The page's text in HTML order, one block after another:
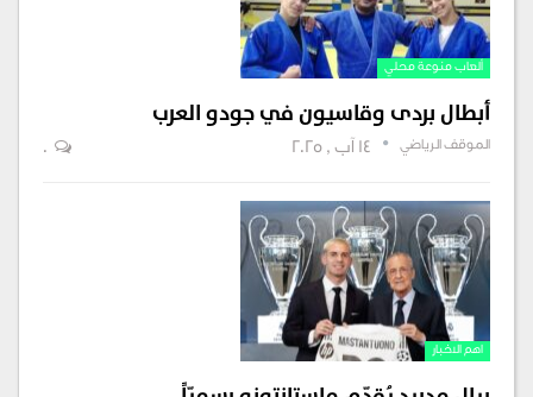
ألعاب منوعة محلي
أبطال بردى وقاسيون في جودو العرب
الموقف الرياضي 14 آب , 2025 0
اهم الاخبار